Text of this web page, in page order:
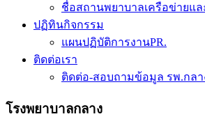
ชื่อสถานพยาบาลเครือข่ายแ
ปฏิทินกิจกรรม
แผนปฏิบัติการงานPR.
ติดต่อเรา
ติดต่อ-สอบถามข้อมูล รพ.กลา
โรงพยาบาลกลาง